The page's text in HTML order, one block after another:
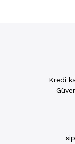
Kredi